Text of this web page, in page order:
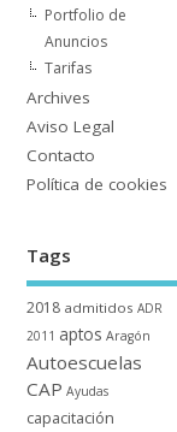
Portfolio de
Anuncios
Tarifas
Archives
Aviso Legal
Contacto
Polí­tica de cookies
Tags
2018 admitidos ADR
2011 aptos Aragón
Autoescuelas
CAP Ayudas
capacitación